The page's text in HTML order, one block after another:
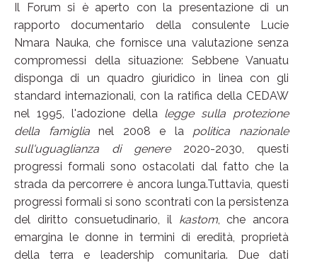
Il Forum si è aperto con la presentazione di un
rapporto documentario della consulente Lucie
Nmara Nauka, che fornisce una valutazione senza
compromessi della situazione: Sebbene Vanuatu
disponga di un quadro giuridico in linea con gli
standard internazionali, con la ratifica della CEDAW
nel 1995, l'adozione della legge sulla protezione
della famiglianel 2008 e la politica nazionale
sull'uguaglianza di genere2020-2030, questi
progressi formali sono ostacolati dal fatto che la
strada da percorrere è ancora lunga.Tuttavia, questi
progressi formali si sono scontrati con la persistenza
del diritto consuetudinario, il kastom, che ancora
emargina le donne in termini di eredità, proprietà
della terra e leadership comunitaria. Due dati